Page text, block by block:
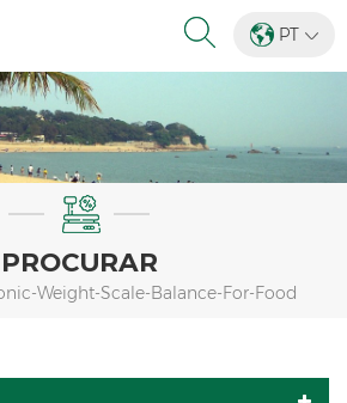
PT
PROCURAR
Weight-Scale-Balance-For-Food